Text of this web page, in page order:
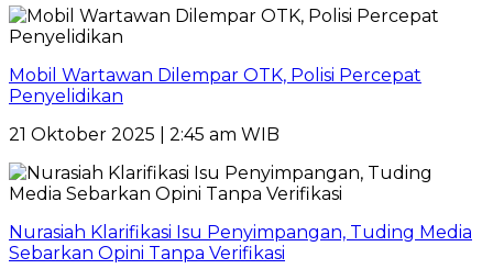
Mobil Wartawan Dilempar OTK, Polisi Percepat
Penyelidikan
21 Oktober 2025 | 2:45 am WIB
Nurasiah Klarifikasi Isu Penyimpangan, Tuding Media
Sebarkan Opini Tanpa Verifikasi